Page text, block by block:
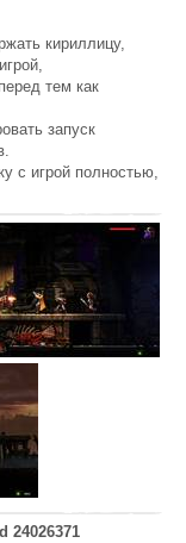
кириллицу,
тем как
запуск
с игрой полностью,
24026371